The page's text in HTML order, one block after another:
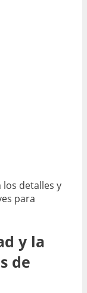
los detalles y
para
y la
de